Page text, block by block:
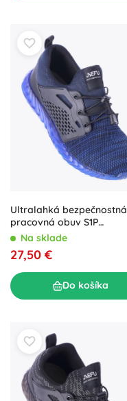
Ultralahká bezpečnostná
pracovná obuv S1P
námornícka – veľ. 42
Na sklade
27,50 €
Do košíka